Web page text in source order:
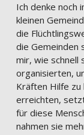
Ich denke noch
kleinen
die
die Gemeinden
mir, wie schnell
organisierten,
Kräften Hilfe zu
erreichten,
für diese
nahmen sie